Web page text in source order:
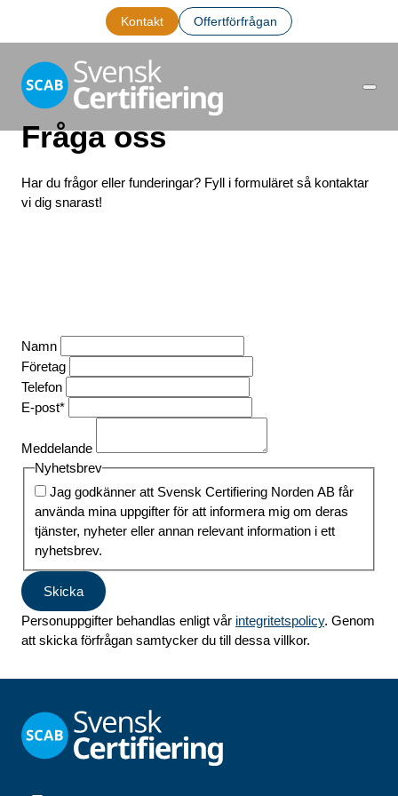
Kontakt Offertförfrågan
ISO 9001
ISO 22000
ISO 39001
Om ISO Certifieringar
Giltliga certifikat
SOC 2
Hållbarhetscertifiering
SS-EN 15224
ISO-certifiering
Brand & säkerhet
Intresseanmälan SSF1100
Utbildning Internrevision
Utbildning ISO 13485
Utbildning ISO 45001
Utbildning ISO 27001
Fråga oss
Har du frågor eller funderingar? Fyll i formuläret så kontaktar
vi dig snarast!
Namn
Företag
Telefon
E-post*
Meddelande
Nyhetsbrev
Jag godkänner att Svensk Certifiering Norden AB får
använda mina uppgifter för att informera mig om deras
tjänster, nyheter eller annan relevant information i ett
nyhetsbrev.
Skicka
Personuppgifter behandlas enligt vår integritetspolicy. Genom
att skicka förfrågan samtycker du till dessa villkor.